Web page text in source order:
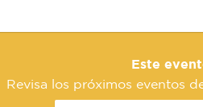
Este
Revisa los próximos eventos